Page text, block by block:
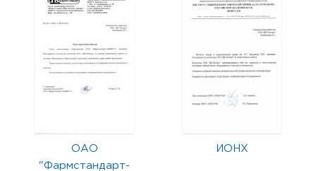
ОАО
"Фармстандарт-
ИОНХ